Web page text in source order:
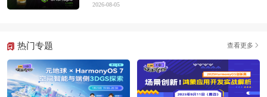
2026-08-05
热门专题 查看更多